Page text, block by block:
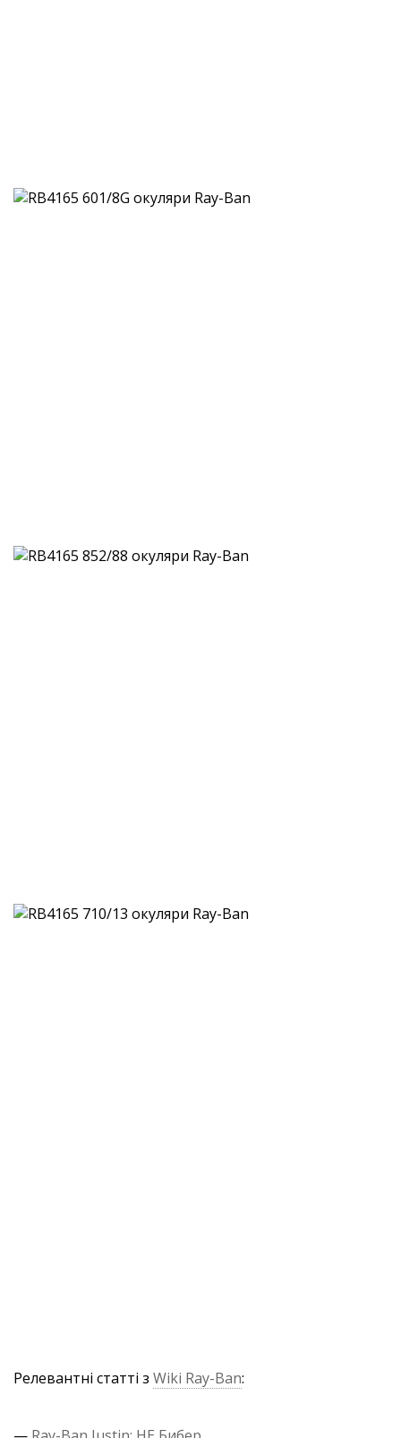
Релевантні статті з Wiki Ray-Ban: